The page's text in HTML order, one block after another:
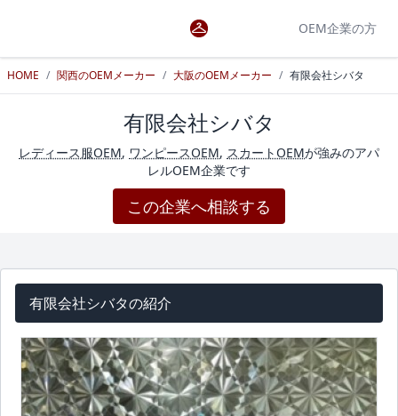
OEM企業の方
HOME / 関西のOEMメーカー / 大阪のOEMメーカー / 有限会社シバタ
有限会社シバタ
レディース服OEM, ワンピースOEM, スカートOEMが強みのアパ
レルOEM企業です
この企業へ相談する
有限会社シバタの紹介